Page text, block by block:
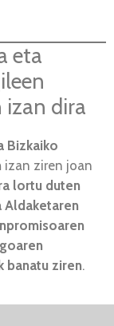
eta
izan dira
Bizkaiko
izan ziren joan
lortu duten
Aldaketaren
banatu ziren.